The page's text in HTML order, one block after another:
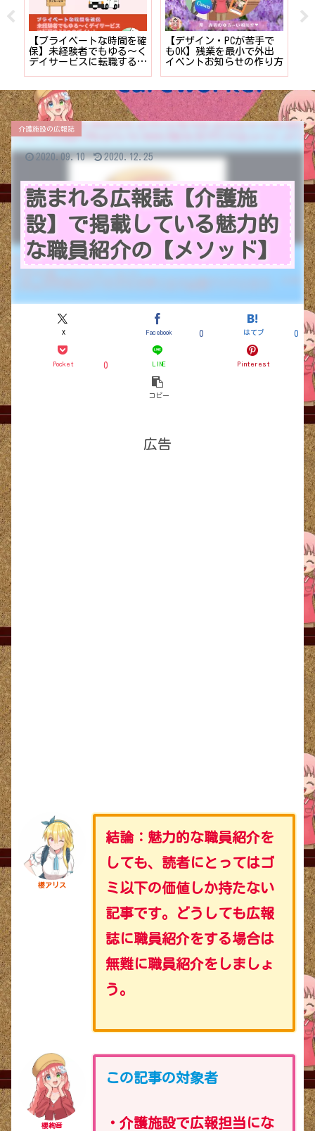
【プライベートな時間を確
保】未経験者でもゆる〜く
デイサービスに転職する7
【デザイン・PCが苦手で
もOK】残業を最小で外出
イベントお知らせの作り方
読まれる広報誌【介護施
設】で掲載している魅力的
な職員紹介の【メソッド】
介護施設の広報誌
X Facebook 0 はてブ 0
Pocket 0 LINE Pinterest
コピー
2020.09.10 2020.12.25
広告
櫻アリス
結論：魅力的な職員紹介を
しても、読者にとってはゴ
ミ以下の価値しか持たない
記事です。
どうしても広報
誌に職員紹介をする場合は
無難に職員紹介をしましょ
う。
櫻絢音
この記事の対象者
・介護施設で広報担当にな